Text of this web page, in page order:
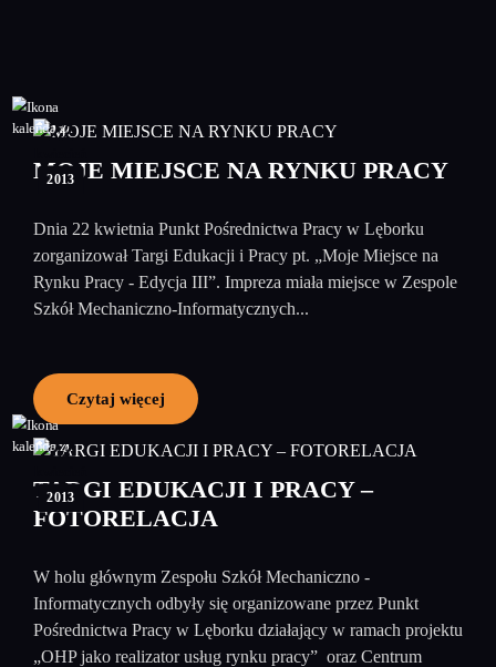
22
2013
MOJE MIEJSCE NA RYNKU PRACY
Dnia 22 kwietnia Punkt Pośrednictwa Pracy w Lęborku
zorganizował Targi Edukacji i Pracy pt. „Moje Miejsce na
Rynku Pracy - Edycja III”. Impreza miała miejsce w Zespole
Szkół Mechaniczno-Informatycznych...
Czytaj więcej
22
2013
TARGI EDUKACJI I PRACY –
FOTORELACJA
W holu głównym Zespołu Szkół Mechaniczno -
Informatycznych odbyły się organizowane przez Punkt
Pośrednictwa Pracy w Lęborku działający w ramach projektu
„OHP jako realizator usług rynku pracy” oraz Centrum